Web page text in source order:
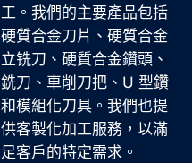
工。我們的主要產品包括
硬質合金刀片、硬質合金
立铣刀、硬質合金鑽頭、
銑刀、車削刀把、U 型鑽
和模組化刀具。我們也提
供客製化加工服務，以滿
足客戶的特定需求。